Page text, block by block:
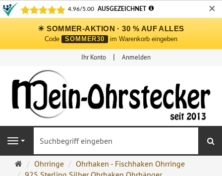
✕
☀ SOMMER-AKTION · 30 % AUF ALLES
Code SOMMER30 im Warenkorb eingeben
Ihr Konto Anmelden
Navigation
Ohrringe
Ohrstecker
Ohrringe
Ohrhaken - Fischhaken Ohrringe